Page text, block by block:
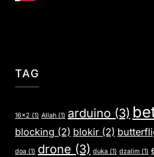
TAG
16x2 (1) Allah (1) arduino (3)
blocking (2) blokir (2)
doa (1) drone (3) duka (1) dzalim (1)